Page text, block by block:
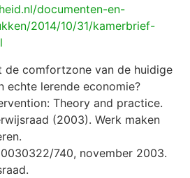
documenten-en-
2014/10/31/kamerbrief-
de comfortzone van de huidige
echte lerende economie?
Theory and practice.
(2003). Werk maken
740, november 2003.